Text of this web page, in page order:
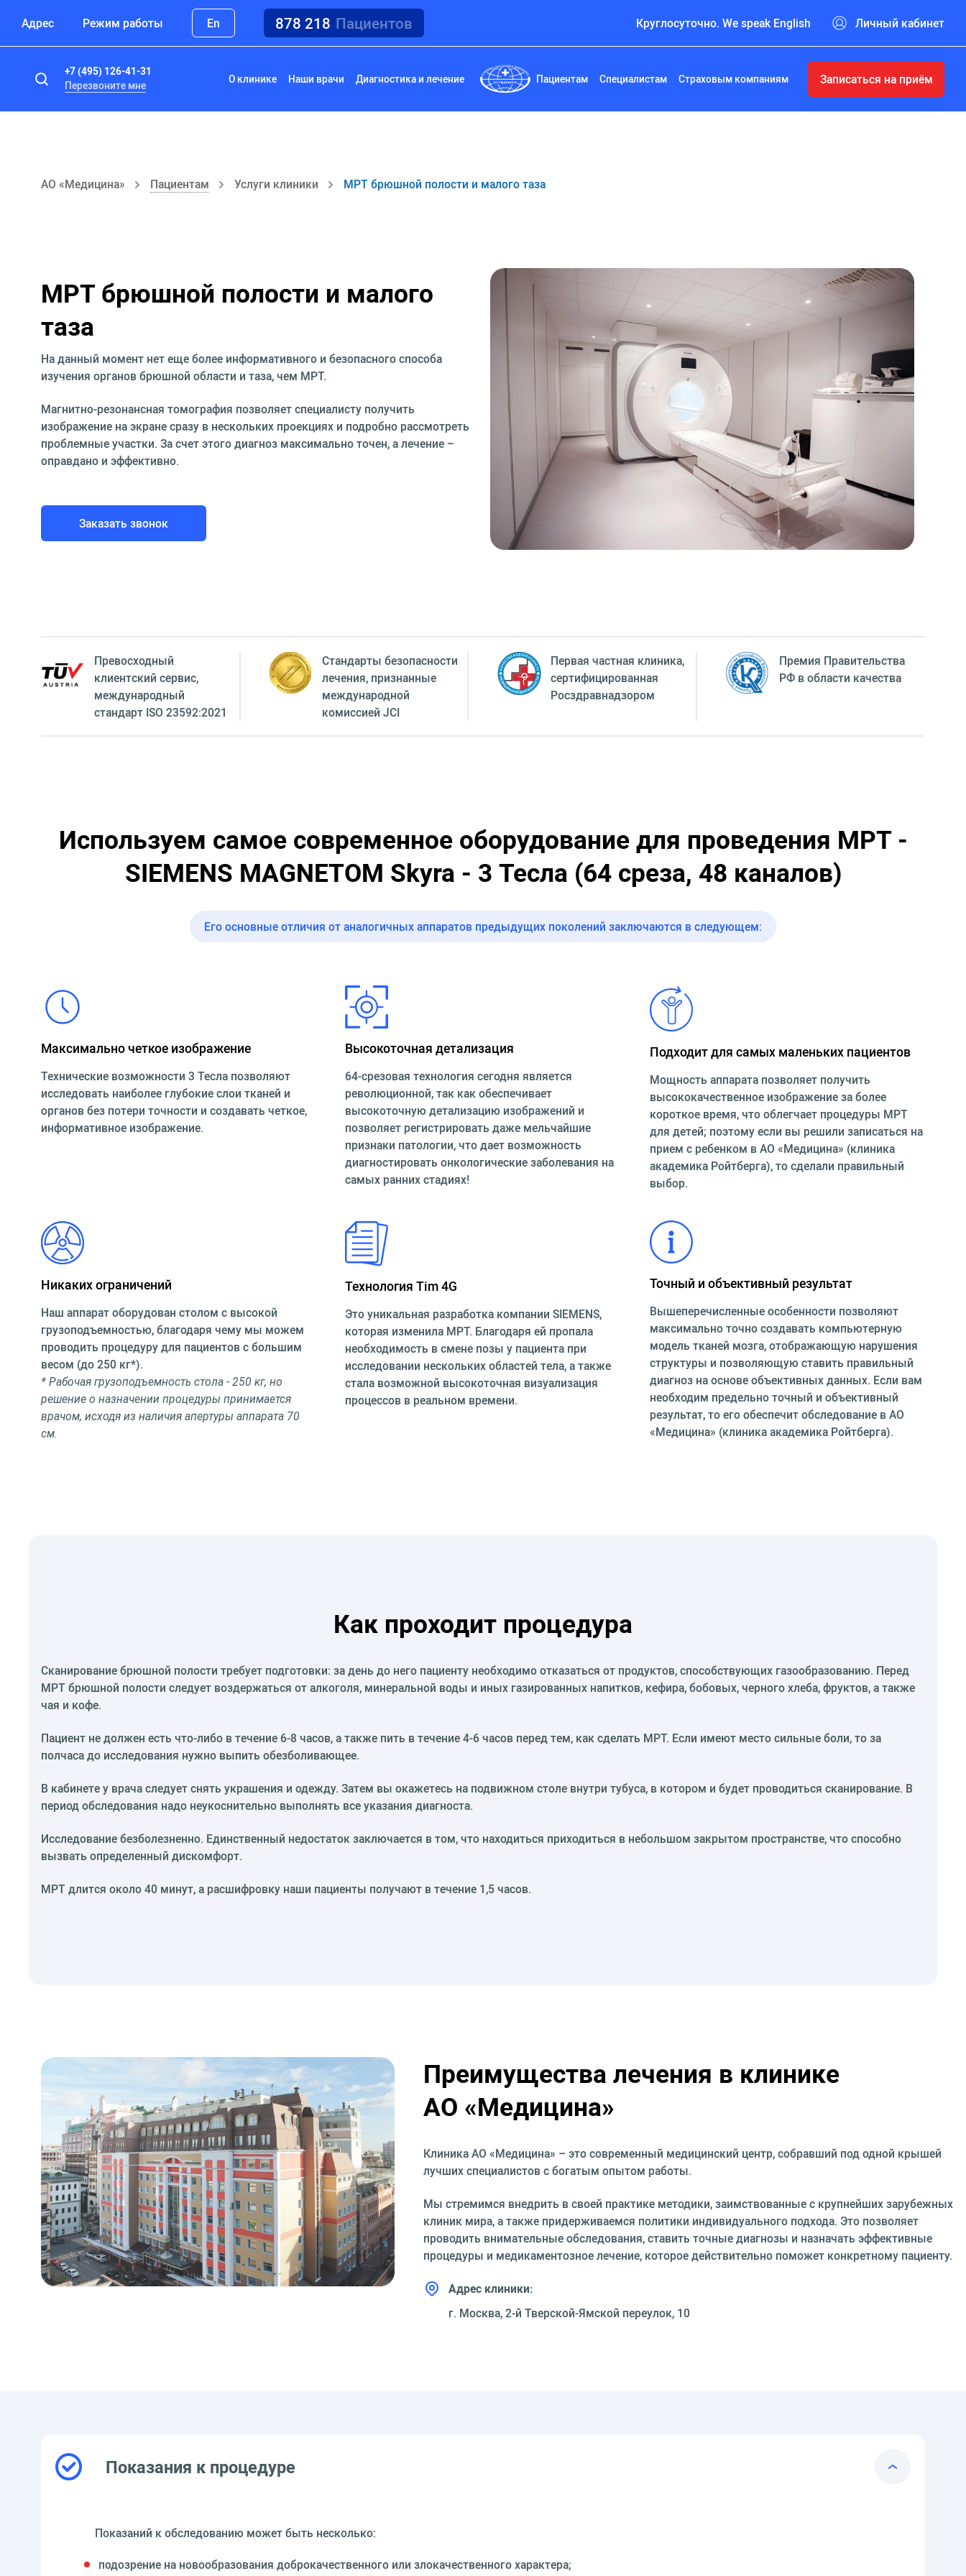
Адрес Режим работы En 878 218 Пациентов Круглосуточно. We speak English Личный кабинет
+7 (495) 126-41-31
Перезвоните мне
О клинике Наши врачи Диагностика и лечение Пациентам Специалистам Страховым компаниям Записаться на приём
АО «Медицина» Пациентам Услуги клиники МРТ брюшной полости и малого таза
МРТ брюшной полости и малого
таза
На данный момент нет еще более информативного и безопасного способа
изучения органов брюшной области и таза, чем МРТ.
Магнитно-резонансная томография позволяет специалисту получить
изображение на экране сразу в нескольких проекциях и подробно рассмотреть
проблемные участки. За счет этого диагноз максимально точен, а лечение –
оправдано и эффективно.
Заказать звонок
Превосходный
клиентский сервиc,
международный
стандарт ISO 23592:2021
Стандарты безопасности
лечения, признанные
международной
комиссией JCI
Первая частная клиника,
сертифицированная
Росздравнадзором
Премия Правительства
РФ в области качества
Используем самое современное оборудование для проведения МРТ -
SIEMENS MAGNETOM Skyra - 3 Тесла (64 среза, 48 каналов)
Его основные отличия от аналогичных аппаратов предыдущих поколений заключаются в следующем:
Максимально четкое изображение
Технические возможности 3 Тесла позволяют
исследовать наиболее глубокие слои тканей и
органов без потери точности и создавать четкое,
информативное изображение.
Высокоточная детализация
64-срезовая технология сегодня является
революционной, так как обеспечивает
высокоточную детализацию изображений и
позволяет регистрировать даже мельчайшие
признаки патологии, что дает возможность
диагностировать онкологические заболевания на
самых ранних стадиях!
Подходит для самых маленьких пациентов
Мощность аппарата позволяет получить
высококачественное изображение за более
короткое время, что облегчает процедуры МРТ
для детей; поэтому если вы решили записаться на
прием с ребенком в АО «Медицина» (клиника
академика Ройтберга), то сделали правильный
выбор.
Никаких ограничений
Наш аппарат оборудован столом с высокой
грузоподъемностью, благодаря чему мы можем
проводить процедуру для пациентов с большим
весом (до 250 кг*).
* Рабочая грузоподъемность стола - 250 кг, но
решение о назначении процедуры принимается
врачом, исходя из наличия апертуры аппарата 70
см.
Технология Tim 4G
Это уникальная разработка компании SIEMENS,
которая изменила МРТ. Благодаря ей пропала
необходимость в смене позы у пациента при
исследовании нескольких областей тела, а также
стала возможной высокоточная визуализация
процессов в реальном времени.
Точный и объективный результат
Вышеперечисленные особенности позволяют
максимально точно создавать компьютерную
модель тканей мозга, отображающую нарушения
структуры и позволяющую ставить правильный
диагноз на основе объективных данных. Если вам
необходим предельно точный и объективный
результат, то его обеспечит обследование в АО
«Медицина» (клиника академика Ройтберга).
Как проходит процедура
Сканирование брюшной полости требует подготовки: за день до него пациенту необходимо отказаться от продуктов, способствующих газообразованию. Перед
МРТ брюшной полости следует воздержаться от алкоголя, минеральной воды и иных газированных напитков, кефира, бобовых, черного хлеба, фруктов, а также
чая и кофе.
Пациент не должен есть что-либо в течение 6-8 часов, а также пить в течение 4-6 часов перед тем, как сделать МРТ. Если имеют место сильные боли, то за
полчаса до исследования нужно выпить обезболивающее.
В кабинете у врача следует снять украшения и одежду. Затем вы окажетесь на подвижном столе внутри тубуса, в котором и будет проводиться сканирование. В
период обследования надо неукоснительно выполнять все указания диагноста.
Исследование безболезненно. Единственный недостаток заключается в том, что находиться приходиться в небольшом закрытом пространстве, что способно
вызвать определенный дискомфорт.
МРТ длится около 40 минут, а расшифровку наши пациенты получают в течение 1,5 часов.
Преимущества лечения в клинике
АО «Медицина»
Клиника АО «Медицина» – это современный медицинский центр, собравший под одной крышей
лучших специалистов с богатым опытом работы.
Мы стремимся внедрить в своей практике методики, заимствованные с крупнейших зарубежных
клиник мира, а также придерживаемся политики индивидуального подхода. Это позволяет
проводить внимательные обследования, ставить точные диагнозы и назначать эффективные
процедуры и медикаментозное лечение, которое действительно поможет конкретному пациенту.
Адрес клиники:
г. Москва, 2-й Тверской-Ямской переулок, 10
Показания к процедуре
Показаний к обследованию может быть несколько:
подозрение на новообразования доброкачественного или злокачественного характера;